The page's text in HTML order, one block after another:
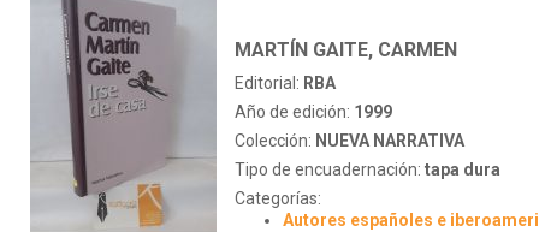
MARTÍN GAITE, CARMEN
Editorial: RBA
Año de edición: 1999
Colección: NUEVA NARRATIVA
Tipo de encuadernación: tapa dura
Categorías:
Autores españoles e